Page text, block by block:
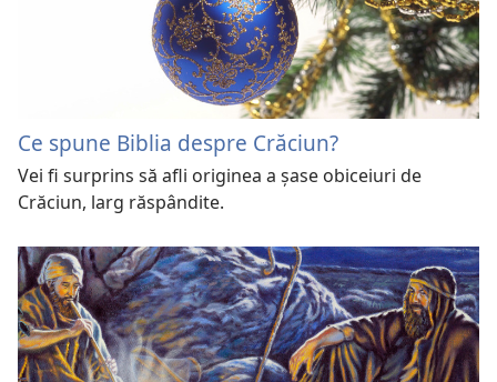
Ce spune Biblia despre Crăciun?
Vei fi surprins să afli originea a șase obiceiuri de
Crăciun, larg răspândite.